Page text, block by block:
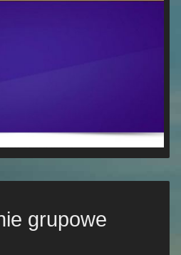
grupowe